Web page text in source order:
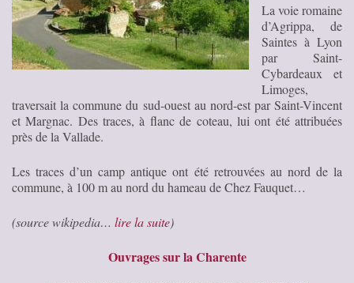
La voie romaine
d’Agrippa, de
Saintes à Lyon
par Saint-
Cybardeaux et
Limoges,
traversait la commune du sud-ouest au nord-est par Saint-Vincent
et Margnac. Des traces, à flanc de coteau, lui ont été attribuées
près de la Vallade.
Les traces d’un camp antique ont été retrouvées au nord de la
commune, à 100 m au nord du hameau de Chez Fauquet…
(source wikipedia… lire la suite)
Ouvrages sur la Charente